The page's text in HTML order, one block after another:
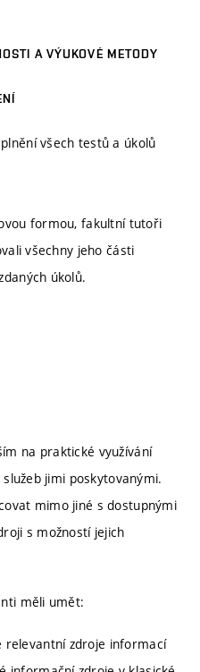
A VÝUKOVÉ METODY
všech testů a úkolů
formou, fakultní tutoři
všechny jeho části
úkolů.
na praktické využívání
jimi poskytovanými.
mimo jiné s dostupnými
s možností jejich
měli umět:
zdroje informací